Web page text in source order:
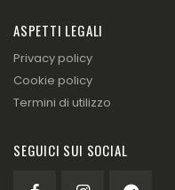
ASPETTI LEGALI
Privacy policy
Cookie policy
Termini di utilizzo
SEGUICI SUI SOCIAL